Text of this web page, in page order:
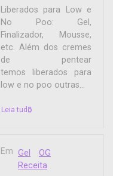
Liberados para Low e
No Poo: Gel,
Finalizador, Mousse,
etc. Além dos cremes
de pentear
temos liberados para
low e no poo outras...
Leia tudo
Em Gel
OG
Receita